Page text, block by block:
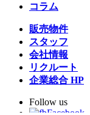
コラム
販売物件
スタッフ
会社情報
リクルート
企業総合 HP
Follow us
Facebook